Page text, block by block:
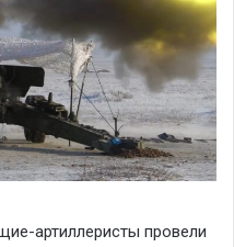
артиллеристы провели